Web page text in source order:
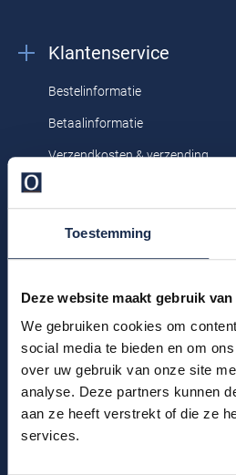
Toestemming
Deze website maakt gebruik
We gebruiken cookies om
social media te bieden en om
over uw gebruik van onze site
analyse. Deze partners kunnen
aan ze heeft verstrekt of die ze
services.
R2
Seidensticker
State of Art
Tommy Hilfiger
Reset
Roy Robson
Schiesser
Superdry
Tenson
Thomas Maine
Tommy Hilfiger
Klantenservice
Bestelinformatie
Betaalinformatie
Verzendkosten & verzending
Actievoorwaarden
Winkel
Winkel & Openingstijden